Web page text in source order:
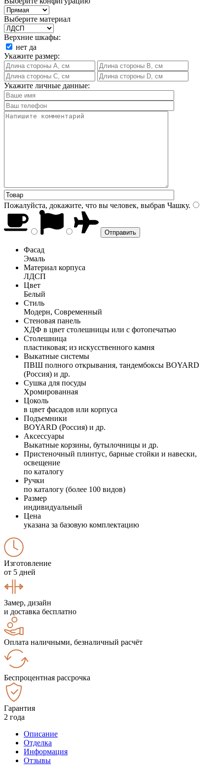
Выберите материал
Верхние шкафы:
нет да
Укажите размер:
Укажите личные данные:
Пожалуйста, докажите, что вы человек, выбрав Чашку.
Фасад
Эмаль
Материал корпуса
ЛДСП
Цвет
Белый
Стиль
Модерн, Современный
Стеновая панель
ХДФ в цвет столешницы или с фотопечатью
Столешница
пластиковая; из искусственного камня
Выкатные системы
ПВШ полного открывания, тандембоксы BOYARD
(Россия) и др.
Сушка для посуды
Хромированная
Цоколь
в цвет фасадов или корпуса
Подъемники
BOYARD (Россия) и др.
Аксессуары
Выкатные корзины, бутылочницы и др.
Пристеночный плинтус, барные стойки и навески,
освещение
по каталогу
Ручки
по каталогу (более 100 видов)
Размер
индивидуальный
Цена
указана за базовую комплектацию
Изготовление
от 5 дней
Замер, дизайн
и доставка бесплатно
Оплата наличными, безналичный расчёт
Беспроцентная рассрочка
Гарантия
2 года
Описание
Отделка
Информация
Отзывы